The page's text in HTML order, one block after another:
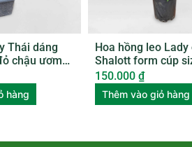
Thái dáng
chậu ươm
hàng
Hoa hồng leo Lady
Shalott form cúp
ROSE009
150.000 ₫
Thêm vào giỏ hàng